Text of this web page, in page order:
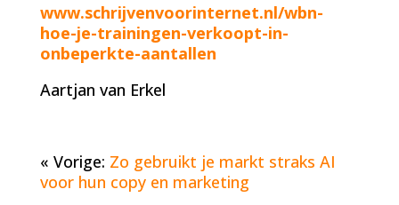
www.schrijvenvoorinternet.nl/wbn-
hoe-je-trainingen-verkoopt-in-
onbeperkte-aantallen
Aartjan van Erkel
« Vorige: Zo gebruikt je markt straks AI
voor hun copy en marketing